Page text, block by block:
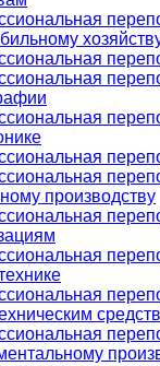
производству